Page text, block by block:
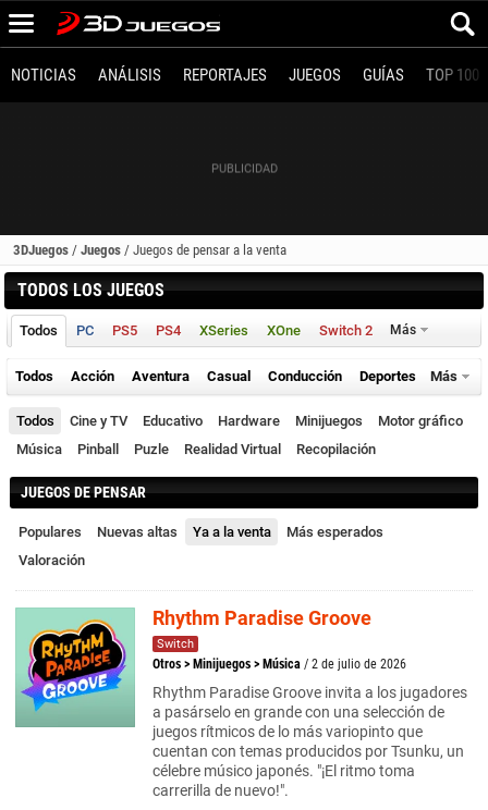
NOTICIAS ANÁLISIS REPORTAJES JUEGOS GUÍAS TOP 100
3DJuegos / Juegos / Juegos de pensar a la venta
TODOS LOS JUEGOS
Todos PC PS5 PS4 XSeries XOne Switch 2 Más
Todos Acción Aventura Casual Conducción Deportes Más
Todos Cine y TV Educativo Hardware Minijuegos
Motor gráfico
Música
Pinball Puzle Realidad Virtual Recopilación
JUEGOS DE PENSAR
Populares Nuevas altas Ya a la venta
Más esperados
Valoración
Rhythm Paradise Groove
Switch
Otros > Minijuegos > Música / 2 de julio de 2026
Rhythm Paradise Groove invita a los jugadores
a pasárselo en grande con una selección de
juegos rítmicos de lo más variopinto que
cuentan con temas producidos por Tsunku, un
célebre músico japonés. "¡El ritmo toma
carrerilla de nuevo!".